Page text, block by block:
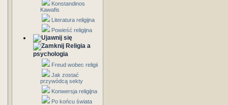
Konstandinos
Kawafis
Literatura religijna
Powieść religijna
Religia a
psychologia
Freud wobec religii
Jak zostać
przywódcą sekty
Konwersja religijna
Po końcu świata